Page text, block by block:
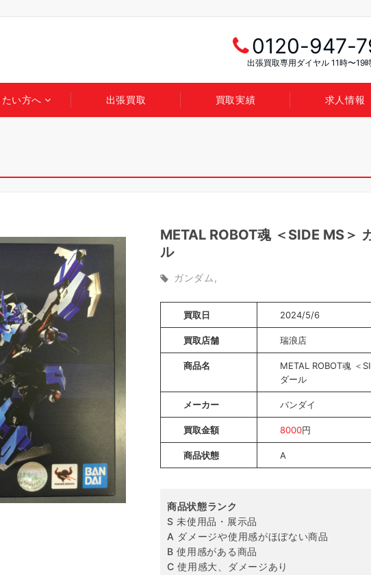
0120-947-
出張買取専用ダイヤル 11時〜19
い方へ 出張買取 買取実績 求人情報
METAL ROBOT魂 ＜SIDE MS＞
ル
ガンダム
買取日 2024/5/6
買取店舗 瑞浪店
商品名
METAL ROBOT魂 ＜
ダール
メーカー バンダイ
買取金額 8000円
商品状態 A
商品状態ランク
S 未使用品・展示品
A ダメージや使用感がほぼない商品
B 使用感がある商品
C 使用感大、ダメージあり